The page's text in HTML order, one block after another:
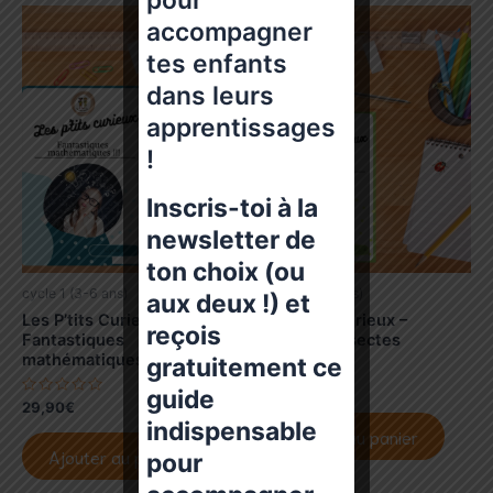
cycle 1 (3-6 ans)
Les P’tits Curieux –
Fantastiques
mathématiques (cycle 1)
N
o
e
0
s
29,90€
Ajouter au panier
cycle 1 (3-6 ans)
Les P’tits Curieux –
Fabuleux insectes
e
0
5
Ajouter au panier
accompagner
tes enfants
dans leurs
apprentissages
!
Inscris-toi à la
newsletter de
ton choix (ou
aux deux !) et
reçois
gratuitement ce
guide
indispensable
pour